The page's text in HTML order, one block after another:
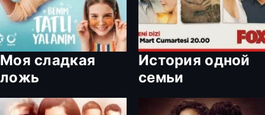
Моя сладкая
ложь
История одной
семьи